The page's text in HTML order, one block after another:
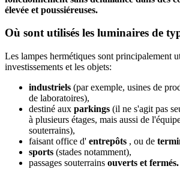
élevée et poussiéreuses.
Où sont utilisés les luminaires de
Les lampes hermétiques sont principalement
investissements et les objets:
industriels (par exemple, usines de
de laboratoires),
destiné aux parkings (il ne s'agit pas
à plusieurs étages, mais aussi de
souterrains),
faisant office d' entrepôts , ou de
sports (stades notamment),
passages souterrains ouverts et fermés.